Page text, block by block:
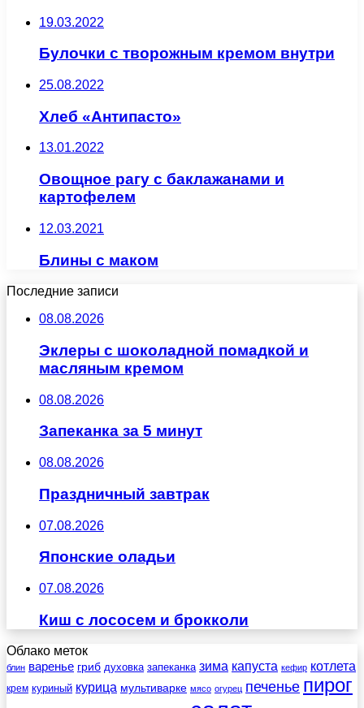
19.03.2022
Булочки с творожным кремом внутри
25.08.2022
Хлеб «Антипасто»
13.01.2022
Овощное рагу с баклажанами и
картофелем
12.03.2021
Блины с маком
Последние записи
08.08.2026
Эклеры с шоколадной помадкой и
масляным кремом
08.08.2026
Запеканка за 5 минут
08.08.2026
Праздничный завтрак
07.08.2026
Японские оладьи
07.08.2026
Киш с лососем и брокколи
Облако меток
блин варенье гриб духовка запеканка зима капуста кефир котлета
крем куриный курица мультиварке мясо огурец печенье пирог